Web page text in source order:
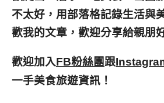
不太好，用部落格記錄生活與
歡我的文章，歡迎分享給親朋
歡迎加入FB粉絲團跟
一手美食旅遊資訊！